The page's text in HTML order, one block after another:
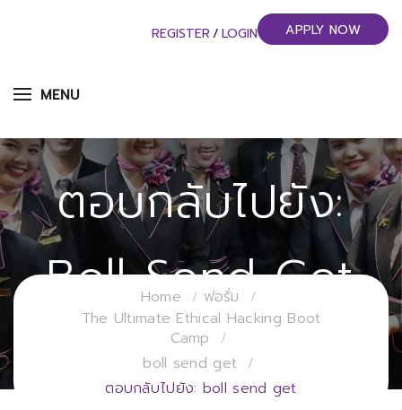
MENU
REGISTER / LOGIN APPLY NOW
ตอบกลับไปยัง:
Boll Send Get
วิทยาลัยการจัดการอุตสาหกรรมบริการ
มหาวิทยาลัยราชภัฏสวนสุนันทา
Home
ฟอรั่ม
The Ultimate Ethical Hacking Boot
Camp
boll send get
ตอบกลับไปยัง: boll send get